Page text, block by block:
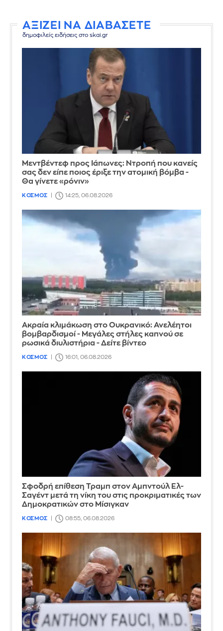
ΑΞΙΖΕΙ ΝΑ ΔΙΑΒΑΣΕΤΕ
δημοφιλείς ειδήσεις στο skai.gr
Μεντβέντεφ προς Ιάπωνες: Ντροπή που κανείς
σας δεν είπε ποιος έριξε την ατομική βόμβα -
Θα γίνετε «ρόνιν»
ΚΟΣΜΟΣ 14:25, 06.08.2026
Ακραία κλιμάκωση στο Ουκρανικό: Ανελέητοι
βομβαρδισμοί - Μεγάλες στήλες καπνού σε
ρωσικά διυλιστήρια - Δείτε βίντεο
ΚΟΣΜΟΣ 16:01, 06.08.2026
Σφοδρή επίθεση Τραμπ στον Αμπντούλ Ελ-
Σαγέντ μετά τη νίκη του στις προκριματικές των
Δημοκρατικών στο Μίσιγκαν
ΚΟΣΜΟΣ 08:55, 06.08.2026